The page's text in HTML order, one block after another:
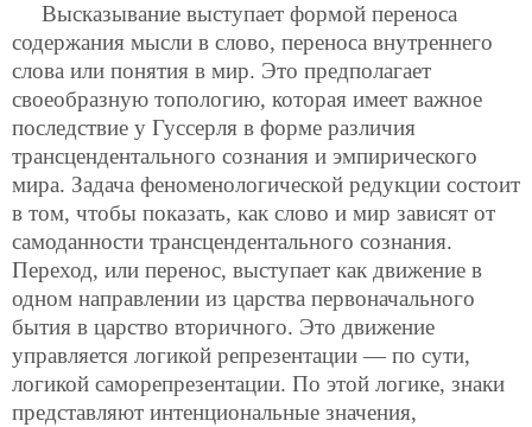
Высказывание выступает формой переноса
содержания мысли в слово, переноса внутреннего
слова или понятия в мир. Это предполагает
своеобразную топологию, которая имеет важное
последствие у Гуссерля в форме различия
трансцендентального сознания и эмпирического
мира. Задача феноменологической редукции состоит
в том, чтобы показать, как слово и мир зависят от
самоданности трансцендентального сознания.
Переход, или перенос, выступает как движение в
одном направлении из царства первоначального
бытия в царство вторичного. Это движение
управляется логикой репрезентации — по сути,
логикой саморепрезентации. По этой логике, знаки
представляют интенциональные значения,